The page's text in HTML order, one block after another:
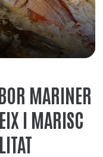
MARINER
I MARISC